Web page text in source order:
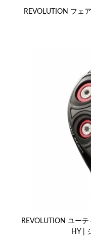
REVOLUTION フェ
REVOLUTION ユー
HY |